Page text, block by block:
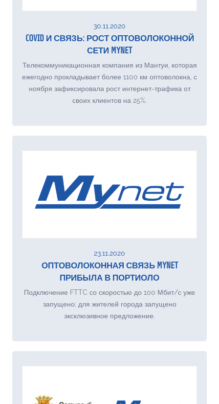
30.11.2020
COVID И СВЯЗЬ: РОСТ ОПТОВОЛОКОННОЙ
СЕТИ MYNET
Телекоммуникационная компания из Мантуи, которая
ежегодно прокладывает более 1100 км оптоволокна, с
ноября зафиксировала рост интернет-трафика от
своих клиентов на 25%.
23.11.2020
ОПТОВОЛОКОННАЯ СВЯЗЬ MYNET
ПРИБЫЛА В ПОРТИОЛО
Подключение FTTC со скоростью до 100 Мбит/с уже
запущено; для жителей города запущено
эксклюзивное предложение.